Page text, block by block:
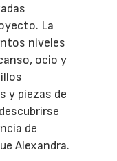
La
niveles
ocio y
y piezas de
de
Alexandra.